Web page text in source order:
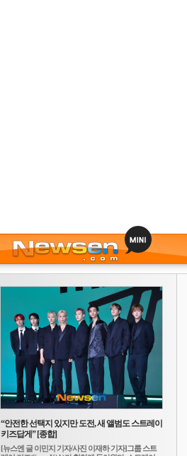
“안전한 선택지 있지만 도전, 새 앨범도 스트레이
키즈답게” [종합]
[뉴스엔 글 이민지 기자/사진 이재하 기자]그룹 스트